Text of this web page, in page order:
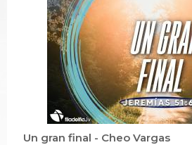
Un gran final - Cheo Vargas